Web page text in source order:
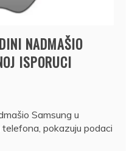
NADMAŠIO
ISPORUCI
Samsung u
pokazuju podaci